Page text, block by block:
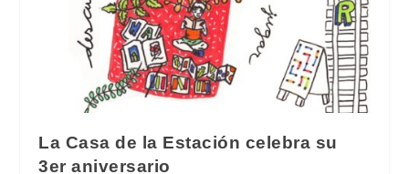
La Casa de la Estación celebra su
3er aniversario